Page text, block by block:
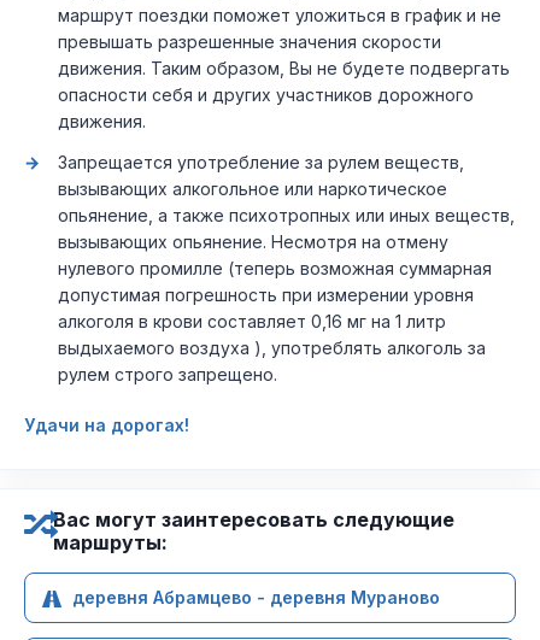
маршрут поездки поможет уложиться в график и не
превышать разрешенные значения скорости
движения. Таким образом, Вы не будете подвергать
опасности себя и других участников дорожного
движения.
Запрещается употребление за рулем веществ,
вызывающих алкогольное или наркотическое
опьянение, а также психотропных или иных веществ,
вызывающих опьянение. Несмотря на отмену
нулевого промилле (теперь возможная суммарная
допустимая погрешность при измерении уровня
алкоголя в крови составляет 0,16 мг на 1 литр
выдыхаемого воздуха ), употреблять алкоголь за
рулем строго запрещено.
Удачи на дорогах!
Вас могут заинтересовать следующие
маршруты:
деревня Абрамцево - деревня Мураново